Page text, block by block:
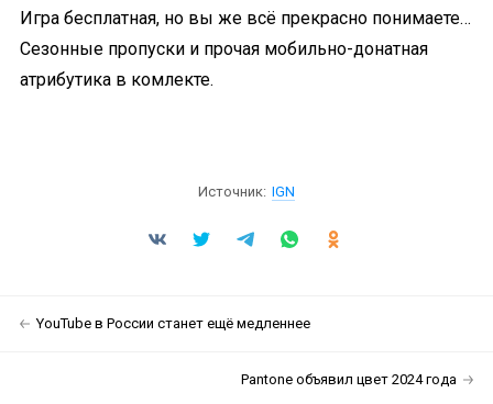
Игра бесплатная, но вы же всё прекрасно понимаете…
Сезонные пропуски и прочая мобильно-донатная
атрибутика в комлекте.
Источник: IGN
YouTube в России станет ещё медленнее
Pantone объявил цвет 2024 года